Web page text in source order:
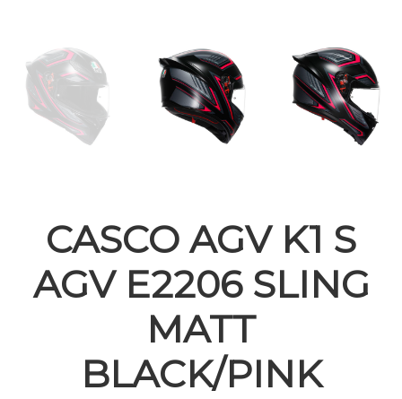
CASCO AGV K1 S
AGV E2206 SLING
MATT
BLACK/PINK